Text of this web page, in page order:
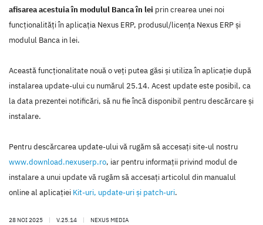
afisarea acestuia în modulul Banca în lei prin crearea unei noi
funcţionalităţi în aplicaţia Nexus ERP, produsul/licenţa Nexus ERP şi
modulul Banca in lei.
Această funcţionalitate nouă o veţi putea găsi şi utiliza în aplicaţie după
instalarea update-ului cu numărul 25.14. Acest update este posibil, ca
la data prezentei notificări, să nu fie încă disponibil pentru descărcare şi
instalare.
Pentru descărcarea update-ului vă rugăm să accesaţi site-ul nostru
www.download.nexuserp.ro, iar pentru informaţii privind modul de
instalare a unui update vă rugăm să accesaţi articolul din manualul
online al aplicaţiei Kit-uri, update-uri şi patch-uri.
28 NOI 2025 | V.25.14 | NEXUS MEDIA